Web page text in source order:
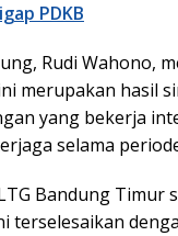
PDKB
Rudi Wahono,
merupakan hasil
yang bekerja
selama
Bandung
terselesaikan